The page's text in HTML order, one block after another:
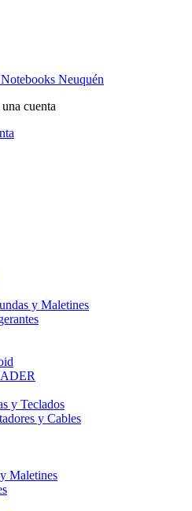
cuenta
y Maletines
y Teclados
y Cables
Maletines